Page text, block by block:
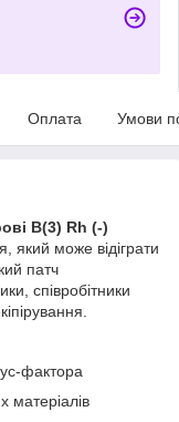
Оплата Умови
B(3) Rh (-)
який може відіграти
патч
співробітники
фактора
матеріалів